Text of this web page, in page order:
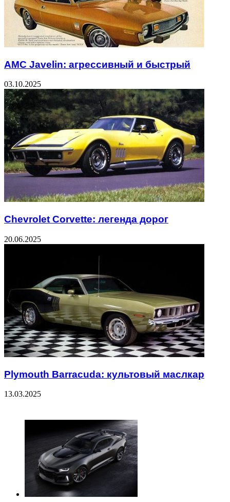
AMC Javelin: агрессивный и быстрый
03.10.2025
Chevrolet Corvette: легенда дорог
20.06.2025
Plymouth Barracuda: культовый маслкар
13.03.2025